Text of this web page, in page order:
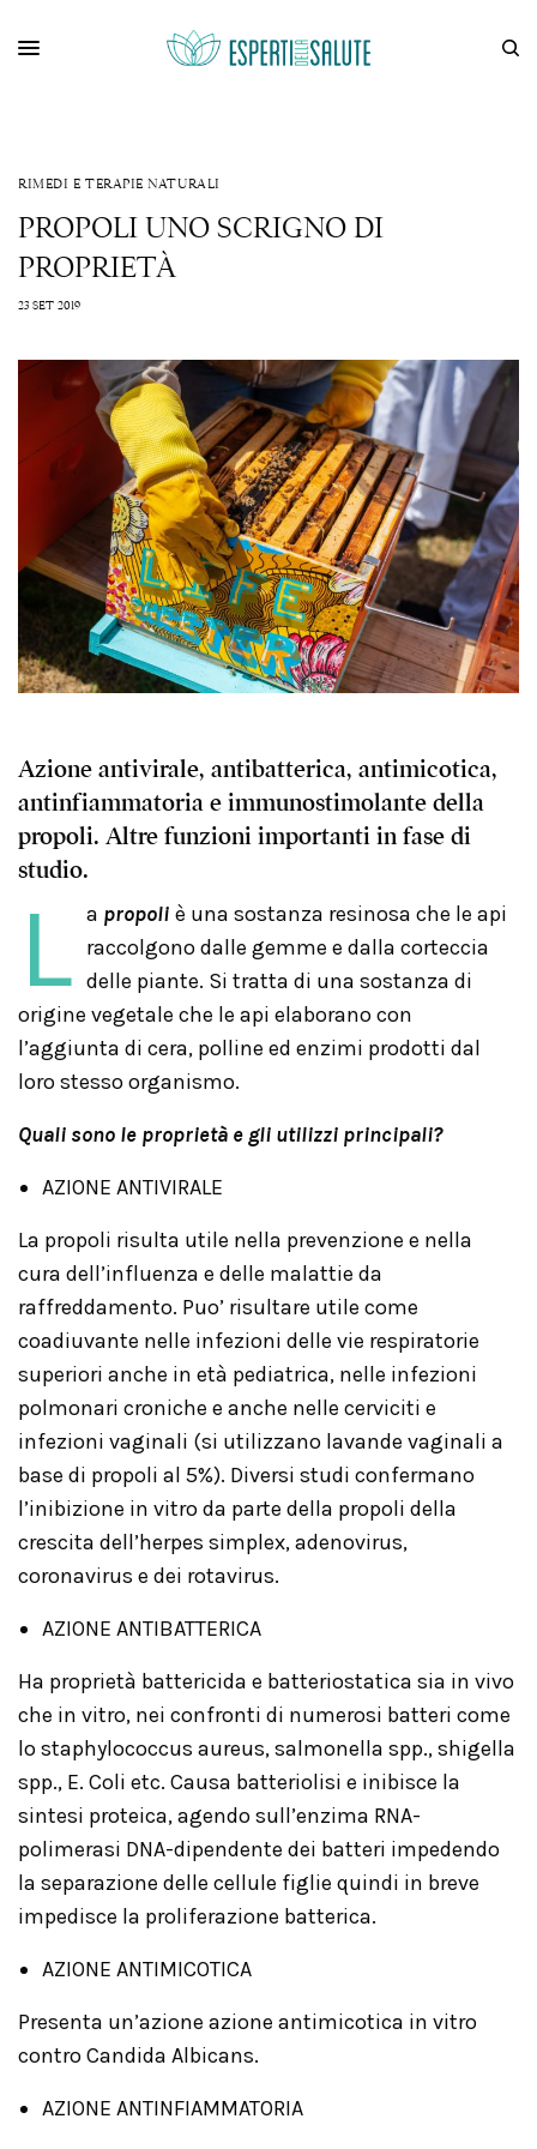
RIMEDI E TERAPIE NATURALI
PROPOLI UNO SCRIGNO DI
PROPRIETÀ
23 SET 2019
Azione antivirale, antibatterica, antimicotica,
antinfiammatoria e immunostimolante della
propoli. Altre funzioni importanti in fase di
studio.
L a propoli è una sostanza resinosa che le api
raccolgono dalle gemme e dalla corteccia
delle piante. Si tratta di una sostanza di
origine vegetale che le api elaborano con
l’aggiunta di cera, polline ed enzimi prodotti dal
loro stesso organismo.
Quali sono le proprietà e gli utilizzi principali?
AZIONE ANTIVIRALE
La propoli risulta utile nella prevenzione e nella
cura dell’influenza e delle malattie da
raffreddamento. Puo’ risultare utile come
coadiuvante nelle infezioni delle vie respiratorie
superiori anche in età pediatrica, nelle infezioni
polmonari croniche e anche nelle cerviciti e
infezioni vaginali (si utilizzano lavande vaginali a
base di propoli al 5%). Diversi studi confermano
l’inibizione in vitro da parte della propoli della
crescita dell’herpes simplex, adenovirus,
coronavirus e dei rotavirus.
AZIONE ANTIBATTERICA
Ha proprietà battericida e batteriostatica sia in vivo
che in vitro, nei confronti di numerosi batteri come
lo staphylococcus aureus, salmonella spp., shigella
spp., E. Coli etc. Causa batteriolisi e inibisce la
sintesi proteica, agendo sull’enzima RNA-
polimerasi DNA-dipendente dei batteri impedendo
la separazione delle cellule figlie quindi in breve
impedisce la proliferazione batterica.
AZIONE ANTIMICOTICA
Presenta un’azione azione antimicotica in vitro
contro Candida Albicans.
AZIONE ANTINFIAMMATORIA